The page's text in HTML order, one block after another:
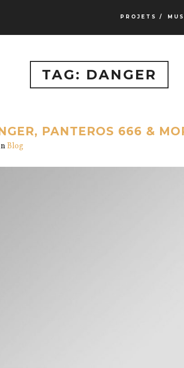
PROJETS /
TAG: DANGER
PANTEROS 666 &
Blog